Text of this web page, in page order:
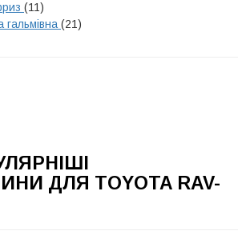
(11)
гальмівна (21)
ДЛЯ TOYOTA RAV-